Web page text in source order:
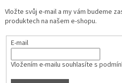
Vložte svůj e-mail a my vám budeme
produktech na našem e-shopu.
E-mail
Vložením e-mailu souhlasíte s